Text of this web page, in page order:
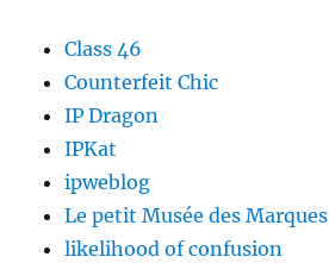
Class 46
Counterfeit Chic
IP Dragon
IPKat
ipweblog
Le petit Musée des Marques
likelihood of confusion